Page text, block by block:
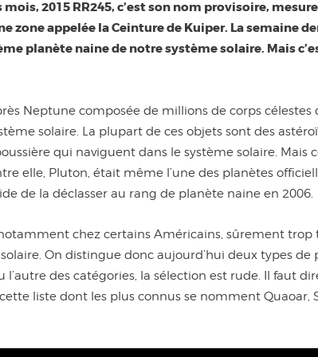
2015 RR245, c’est son nom provisoire,
zone appelée la Ceinture de Kuiper. La semaine
planète naine de notre système solaire. Mais
Neptune composée de millions de corps célestes
solaire. La plupart de ces objets sont des
qui naviguent dans le système solaire. Mais
elle, Pluton, était même l’une des planètes
de la déclasser au rang de planète naine en 2006.
chez certains Américains, sûrement trop
On distingue donc aujourd’hui deux types de
l’autre des catégories, la sélection est rude. Il faut
liste dont les plus connus se nomment Quaoar,